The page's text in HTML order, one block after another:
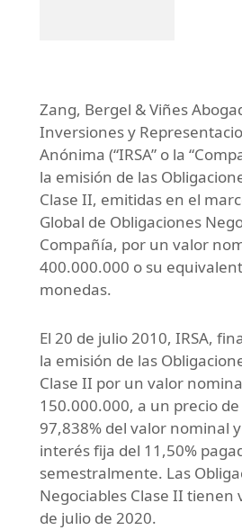
Zang, Bergel & Viñes
Inversiones y
Anónima (“IRSA” o la
la emisión de las
Clase II, emitidas en el
Global de Obligaciones
Compañía, por un valor
400.000.000 o su
monedas.
El 20 de julio 2010, IRSA,
la emisión de las
Clase II por un valor
150.000.000, a un precio
97,838% del valor nominal
interés fija del 11,50%
semestralmente. Las
Negociables Clase II tienen
de julio de 2020.